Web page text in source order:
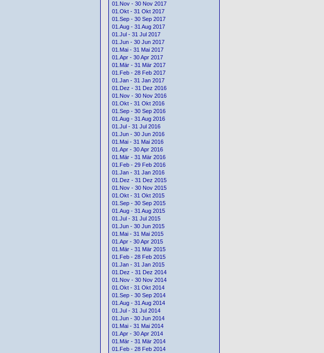
01.Nov - 30 Nov 2017
01.Okt - 31 Okt 2017
01.Sep - 30 Sep 2017
01.Aug - 31 Aug 2017
01.Jul - 31 Jul 2017
01.Jun - 30 Jun 2017
01.Mai - 31 Mai 2017
01.Apr - 30 Apr 2017
01.Mär - 31 Mär 2017
01.Feb - 28 Feb 2017
01.Jan - 31 Jan 2017
01.Dez - 31 Dez 2016
01.Nov - 30 Nov 2016
01.Okt - 31 Okt 2016
01.Sep - 30 Sep 2016
01.Aug - 31 Aug 2016
01.Jul - 31 Jul 2016
01.Jun - 30 Jun 2016
01.Mai - 31 Mai 2016
01.Apr - 30 Apr 2016
01.Mär - 31 Mär 2016
01.Feb - 29 Feb 2016
01.Jan - 31 Jan 2016
01.Dez - 31 Dez 2015
01.Nov - 30 Nov 2015
01.Okt - 31 Okt 2015
01.Sep - 30 Sep 2015
01.Aug - 31 Aug 2015
01.Jul - 31 Jul 2015
01.Jun - 30 Jun 2015
01.Mai - 31 Mai 2015
01.Apr - 30 Apr 2015
01.Mär - 31 Mär 2015
01.Feb - 28 Feb 2015
01.Jan - 31 Jan 2015
01.Dez - 31 Dez 2014
01.Nov - 30 Nov 2014
01.Okt - 31 Okt 2014
01.Sep - 30 Sep 2014
01.Aug - 31 Aug 2014
01.Jul - 31 Jul 2014
01.Jun - 30 Jun 2014
01.Mai - 31 Mai 2014
01.Apr - 30 Apr 2014
01.Mär - 31 Mär 2014
01.Feb - 28 Feb 2014